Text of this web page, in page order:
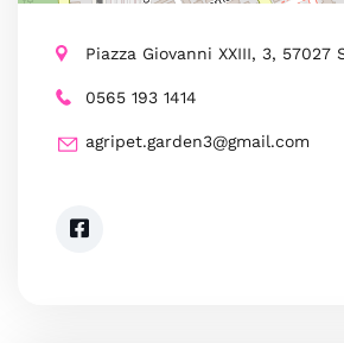
Piazza Giovanni XXIII, 3, 57027
0565 193 1414
agripet.garden3@gmail.com